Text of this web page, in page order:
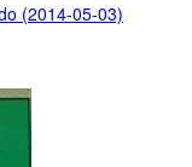
(2014-05-03)